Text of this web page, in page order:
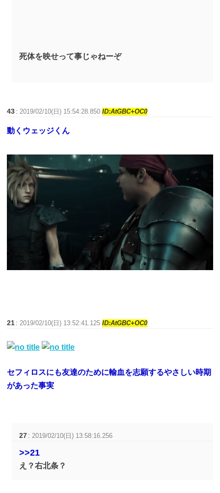
死体を映せって事じゃねーぞ
43 : 2019/02/10(日) 15:54:28.850ID:AtGBC+OC0
動くウェッジくん
21 : 2019/02/10(日) 13:52:41.125ID:AtGBC+OC0
セフィロスにも友達のために輸血を志願するやさしい時期
があった事実
27 : 2019/02/10(日) 13:58:16.256
>>21
え？右北条？